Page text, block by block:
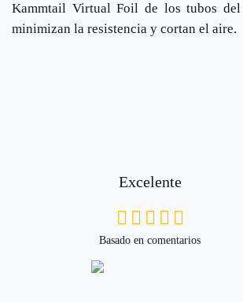
Kammtail Virtual Foil de los tubos
minimizan la resistencia y cortan el aire.
Excelente
Basado en comentarios